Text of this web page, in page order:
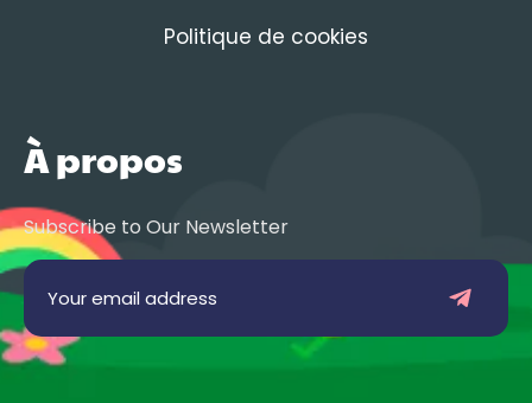
Politique de cookies
À propos
Subscribe to Our Newsletter